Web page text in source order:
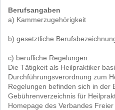
Berufsangaben
a) Kammerzugehörigkeit
b) gesetztliche
c) berufliche Regelungen:
Die Tätigkeit als Heilpraktiker
Durchführungsverordnung zum
Regelungen befinden sich in der
Gebührenverzeichnis für
Homepage des Verbandes